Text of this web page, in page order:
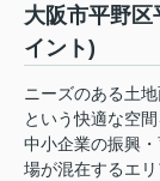
大阪市平野
イント)
ニーズのある土
という快適な空
中小企業の振興
場が混在するエ